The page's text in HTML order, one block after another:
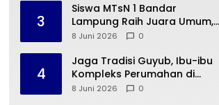
3
Siswa MTsN 1 Bandar
Lampung Raih Juara Umum,
Terima Apresiasi dari
Lampung
8 Juni 2026 0
4
Jaga Tradisi Guyub, Ibu-ibu
Kompleks Perumahan di
Rajabasa Jenguk Kelahiran
8 Juni 2026 0